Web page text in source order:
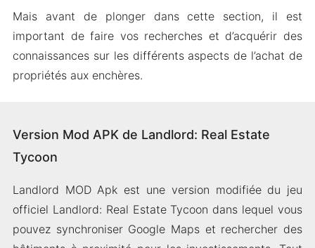
Mais avant de plonger dans cette section, il est
important de faire vos recherches et d’acquérir des
connaissances sur les différents aspects de l’achat de
propriétés aux enchères.
Version Mod APK de Landlord: Real Estate
Tycoon
Landlord MOD Apk est une version modifiée du jeu
officiel Landlord: Real Estate Tycoon dans lequel vous
pouvez synchroniser Google Maps et rechercher des